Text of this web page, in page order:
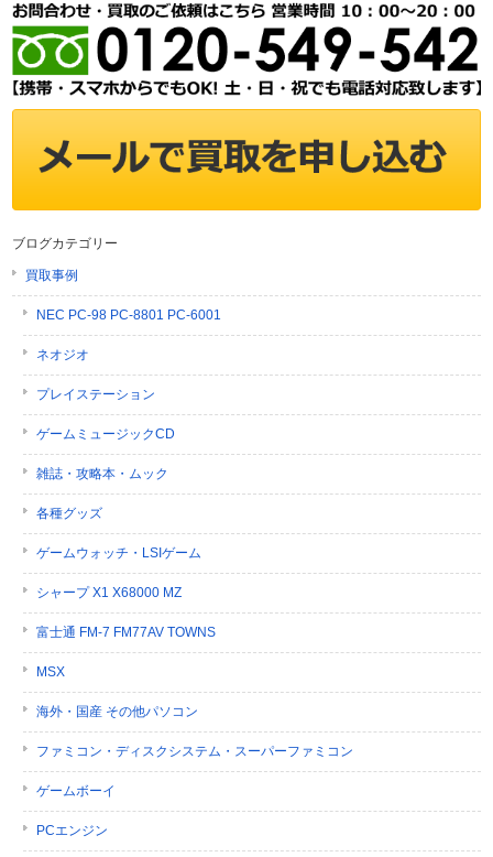
ブログカテゴリー
買取事例
NEC PC-98 PC-8801 PC-6001
ネオジオ
プレイステーション
ゲームミュージックCD
雑誌・攻略本・ムック
各種グッズ
ゲームウォッチ・LSIゲーム
シャープ X1 X68000 MZ
富士通 FM-7 FM77AV TOWNS
MSX
海外・国産 その他パソコン
ファミコン・ディスクシステム・スーパーファミコン
ゲームボーイ
PCエンジン